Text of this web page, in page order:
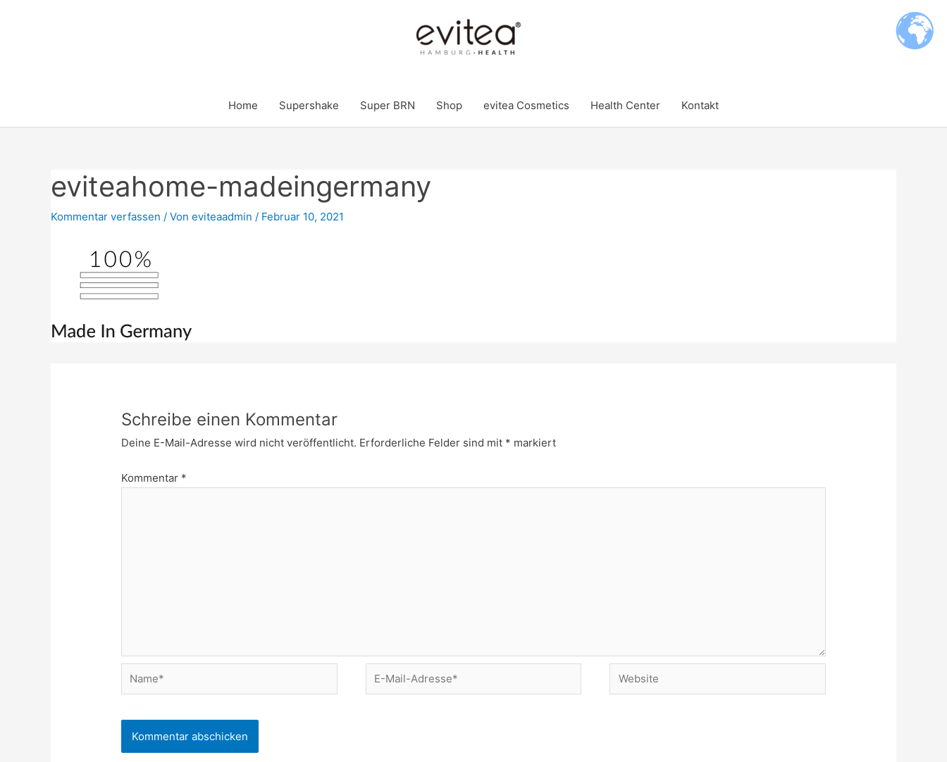
Home Supershake Super BRN Shop evitea Cosmetics Health Center Kontakt
eviteahome-madeingermany
Kommentar verfassen / Von eviteaadmin / Februar 10, 2021
Schreibe einen Kommentar
Deine E-Mail-Adresse wird nicht veröffentlicht. Erforderliche Felder sind mit * markiert
Kommentar *
Name*
E-
Mail-
Website